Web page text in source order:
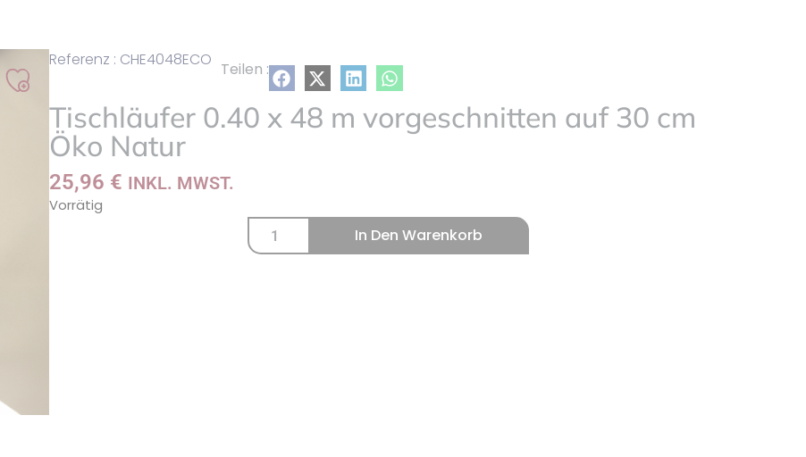
Auf
meine
Liste
setzen
Referenz : CHE4048ECO Teilen :
Tischläufer 0.40 x 48 m vorgeschnitten auf 30 cm
Öko Natur
25,96 € INKL. MWST.
Vorrätig
In Den Warenkorb